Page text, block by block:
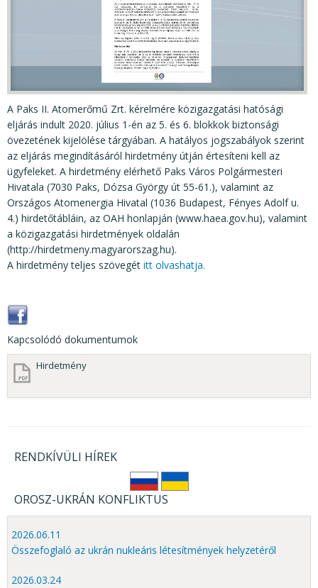
A Paks II. Atomerőmű Zrt. kérelmére közigazgatási hatósági
eljárás indult 2020. július 1-én az 5. és 6. blokkok biztonsági
övezetének kijelölése tárgyában. A hatályos jogszabályok szerint
az eljárás megindításáról hirdetmény útján értesíteni kell az
ügyfeleket. A hirdetmény elérhető Paks Város Polgármesteri
Hivatala (7030 Paks, Dózsa György út 55-61.), valamint az
Országos Atomenergia Hivatal (1036 Budapest, Fényes Adolf u.
4.) hirdetőtábláin, az OAH honlapján (www.haea.gov.hu), valamint
a közigazgatási hirdetmények oldalán
(http://hirdetmeny.magyarorszag.hu).
A hirdetmény teljes szövegét itt olvashatja.
Kapcsolódó dokumentumok
Hirdetmény
RENDKÍVÜLI HÍREK
OROSZ-UKRÁN KONFLIKTUS
2026.06.11
Összefoglaló az ukrán nukleáris létesítmények helyzetéről
2026.03.24